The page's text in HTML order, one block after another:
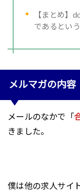
【まとめ】
であるとい
メルマガの内容
メールのなかで「
きました。
僕は他の求人サイ